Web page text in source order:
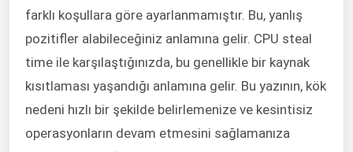
farklı koşullara göre ayarlanmamıştır. Bu, yanlış
pozitifler alabileceğiniz anlamına gelir. CPU steal
time ile karşılaştığınızda, bu genellikle bir kaynak
kısıtlaması yaşandığı anlamına gelir. Bu yazının, kök
nedeni hızlı bir şekilde belirlemenize ve kesintisiz
operasyonların devam etmesini sağlamanıza